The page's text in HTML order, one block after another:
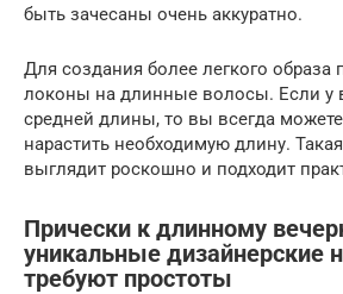
быть зачесаны очень аккуратно.
Для создания более легкого образа
локоны на длинные волосы. Если у
средней длины, то вы всегда
нарастить необходимую длину.
выглядит роскошно и подходит
Прически к длинному
уникальные дизайнерские
требуют простоты